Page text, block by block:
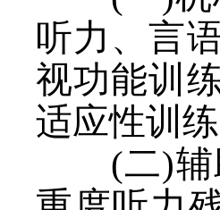
听力、言
视功能训
适应性训
(二)